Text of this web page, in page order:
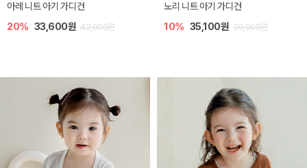
[SIZE ~6Y] 로메이 라운지 셋업
30% 18,200원 26,000원
밀라 아기 원피스
30% 23,800원 34,000원